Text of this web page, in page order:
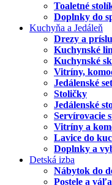
Toaletné
Doplnky do
Kuchyňa a Jedáleň
Drezy a
Kuchynské
Kuchynské
Vitríny,
Jedálenské
Stoličky
Jedálenské
Servírovacie
Vitríny a
Lavice do
Doplnky a
Detská izba
Nábytok do
Postele a